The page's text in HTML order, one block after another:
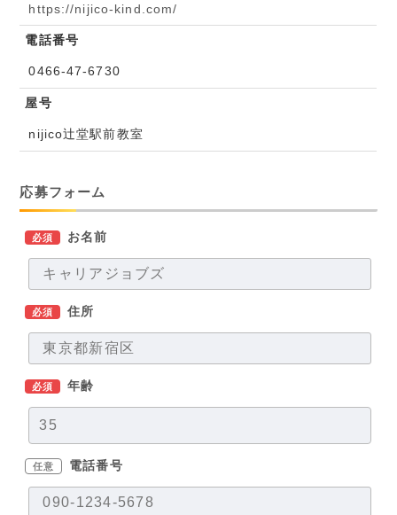
https://nijico-kind.com/
電話番号
0466-47-6730
屋号
nijico辻堂駅前教室
応募フォーム
必須 お名前
必須 住所
必須 年齢
任意 電話番号